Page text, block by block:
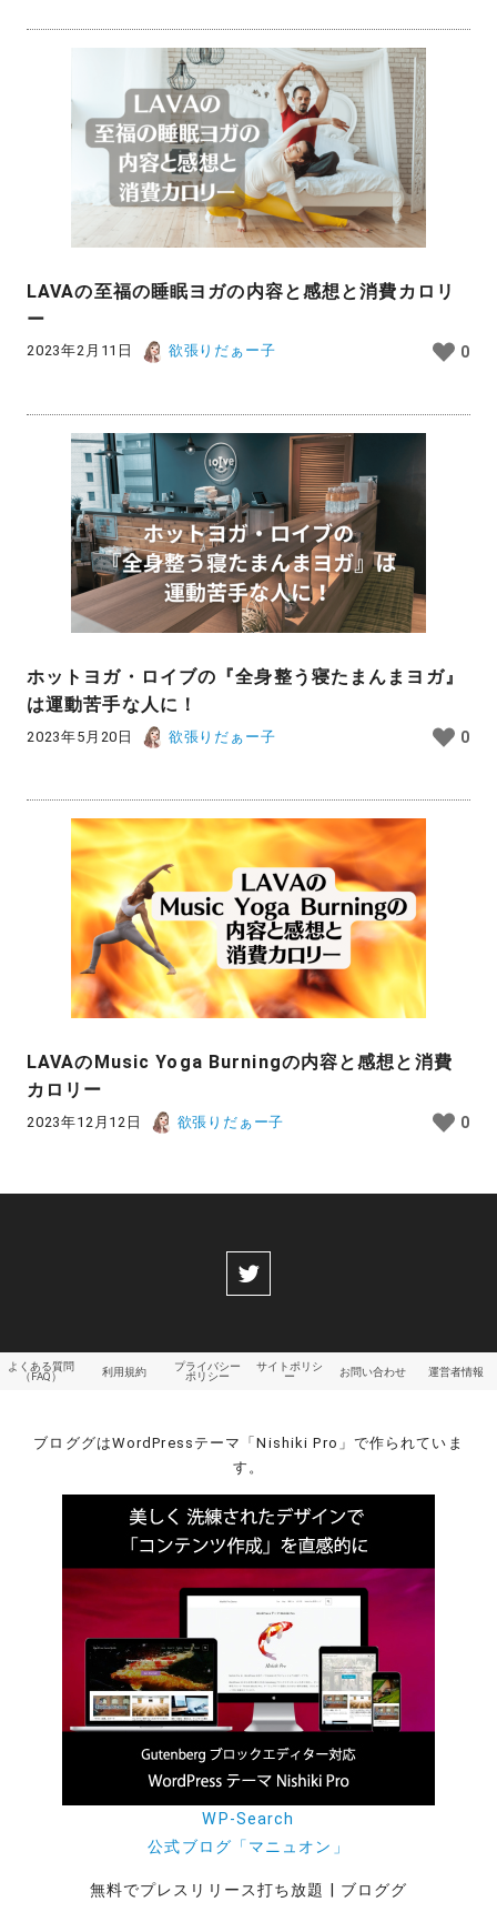
LAVAの至福の睡眠ヨガの内容と感想と消費カロリ
ー
2023年2月11日 欲張りだぁー子 0
ホットヨガ・ロイブの『全身整う寝たまんまヨガ』
は運動苦手な人に！
2023年5月20日 欲張りだぁー子 0
LAVAのMusic Yoga Burningの内容と感想と消費
カロリー
2023年12月12日 欲張りだぁー子 0
よくある質問
（FAQ）
利用規約
プライバシー
ポリシー
サイトポリシ
ー
お問い合わせ 運営者情報
ブロググはWordPressテーマ「Nishiki Pro」で作られていま
す。
WP-Search
公式ブログ「マニュオン」
無料でプレスリリース打ち放題 | ブロググ